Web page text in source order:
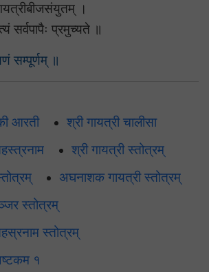
।
सर्वपापैः प्रमुच्यते ॥
सम्पूर्णम् ॥
आरती
श्री गायत्री चालीसा
श्री गायत्री स्तोत्रम्
अघनाशक गायत्री स्तोत्रम्
स्तोत्रम्
स्तोत्रम्
१